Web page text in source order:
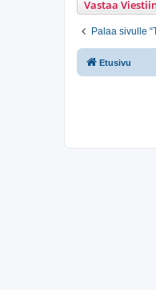
Vastaa
Palaa sivulle
Etusivu